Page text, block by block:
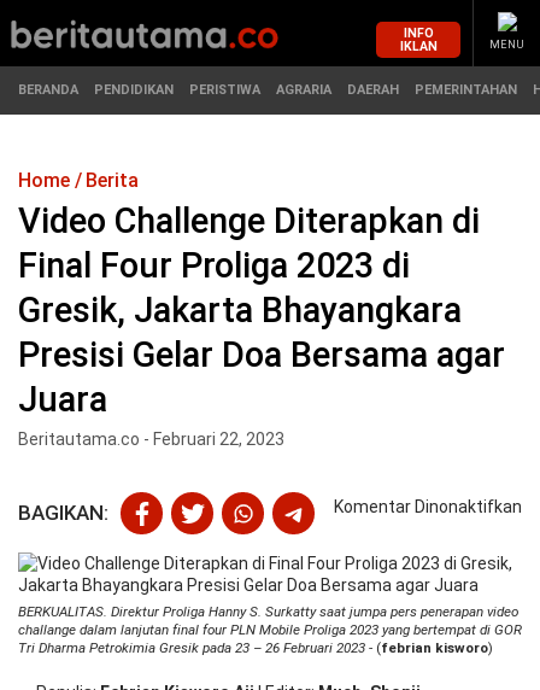
MASUK
BERANDA
PERISTIWA
AGRARIA
DAERAH
PEMERINTAHAN
OPINI
PENDIDIKAN
HUKUM
EKONOMI
OLAHRAGA
HIBURAN
BERITABARU.CO
KABARBARU.CO
SERIKATNEWS.COM
PEWARTANUSANTARA.COM
LANGGAR.CO
JOBNAS.COM
SURAU.CO
INFO
IKLAN
MENU
BERANDA PENDIDIKAN PERISTIWA AGRARIA DAERAH PEMERINTAHAN
Home Berita
Video Challenge Diterapkan di
Final Four Proliga 2023 di
Gresik, Jakarta Bhayangkara
Presisi Gelar Doa Bersama agar
Juara
Beritautama.co - Februari 22, 2023
BAGIKAN: Komentar Dinonaktifkan
BERKUALITAS. Direktur Proliga Hanny S. Surkatty saat jumpa pers penerapan video
challange dalam lanjutan final four PLN Mobile Proliga 2023 yang bertempat di GOR
Tri Dharma Petrokimia Gresik pada 23 – 26 Februari 2023 - (febrian kisworo)